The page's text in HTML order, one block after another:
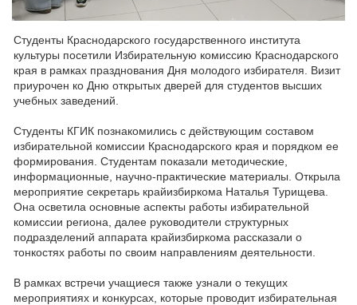
Студенты Краснодарского государственного института
культуры посетили Избирательную комиссию Краснодарского
края в рамках празднования Дня молодого избирателя. Визит
приурочен ко Дню открытых дверей для студентов высших
учебных заведений.
Студенты КГИК познакомились с действующим составом
избирательной комиссии Краснодарского края и порядком ее
формирования. Студентам показали методические,
информационные, научно-практические материалы. Открыла
мероприятие секретарь крайизбиркома Наталья Турищева.
Она осветила основные аспекты работы избирательной
комиссии региона, далее руководители структурных
подразделений аппарата крайизбиркома рассказали о
тонкостях работы по своим направлениям деятельности.
В рамках встречи учащиеся также узнали о текущих
мероприятиях и конкурсах, которые проводит избирательная